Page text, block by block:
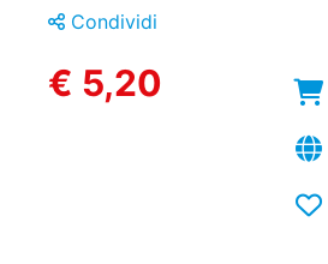
Condividi
€ 5,20